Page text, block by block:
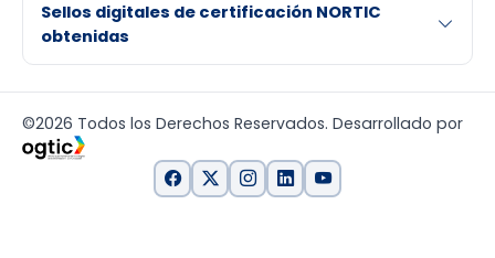
Sellos digitales de certificación NORTIC
obtenidas
©2026 Todos los Derechos Reservados. Desarrollado por